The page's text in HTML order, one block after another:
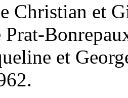
Christian et
Prat-
et